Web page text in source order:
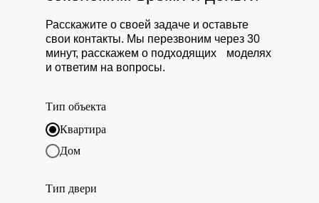
Тип объекта
Квартира
Дом
Тип двери
Расскажите о своей задаче и оставьте
свои контакты. Мы перезвоним через 30
минут, расскажем о подходящих моделях
и ответим на вопросы.